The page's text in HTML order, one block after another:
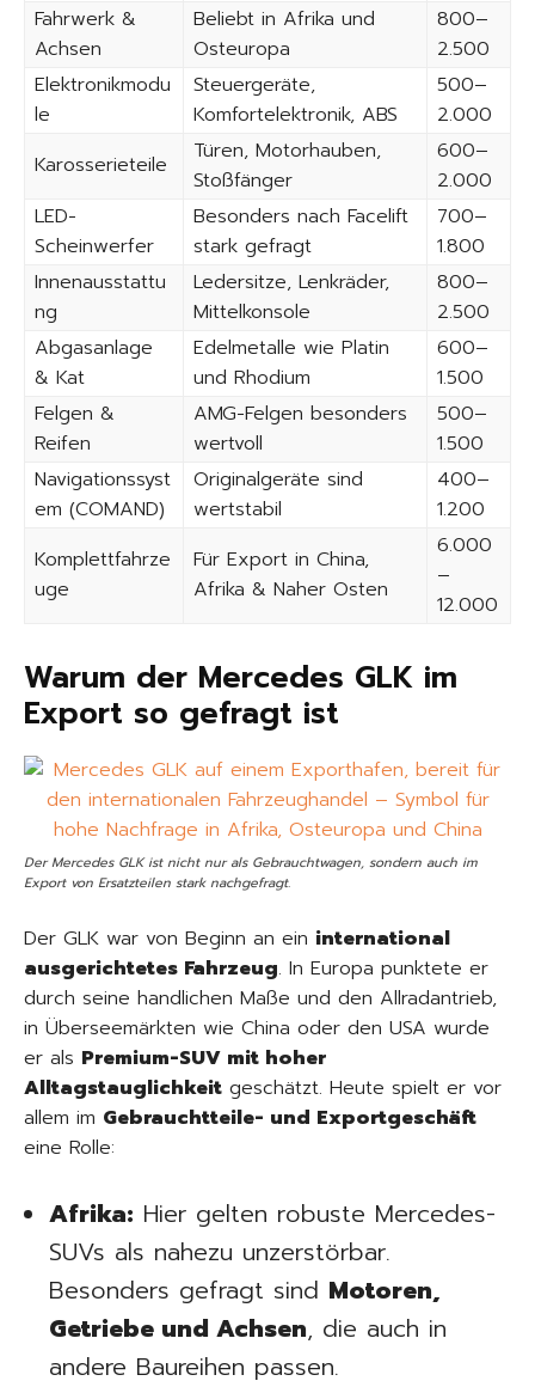
Fahrwerk &
Achsen
Beliebt in Afrika und
Osteuropa
800–
2.500
Elektronikmodu
le
Steuergeräte,
Komfortelektronik, ABS
500–
2.000
Karosserieteile
Türen, Motorhauben,
Stoßfänger
600–
2.000
LED-
Scheinwerfer
Besonders nach Facelift
stark gefragt
700–
1.800
Innenausstattu
ng
Ledersitze, Lenkräder,
Mittelkonsole
800–
2.500
Abgasanlage
& Kat
Edelmetalle wie Platin
und Rhodium
600–
1.500
Felgen &
Reifen
AMG-Felgen besonders
wertvoll
500–
1.500
Navigationssyst
em (COMAND)
Originalgeräte sind
wertstabil
400–
1.200
Komplettfahrze
uge
Für Export in China,
Afrika & Naher Osten
6.000
–
12.000
Warum der Mercedes GLK im
Export so gefragt ist
Der Mercedes GLK ist nicht nur als Gebrauchtwagen, sondern auch im
Export von Ersatzteilen stark nachgefragt.
Der GLK war von Beginn an ein international
ausgerichtetes Fahrzeug. In Europa punktete er
durch seine handlichen Maße und den Allradantrieb,
in Überseemärkten wie China oder den USA wurde
er als Premium-SUV mit hoher
Alltagstauglichkeit geschätzt. Heute spielt er vor
allem im Gebrauchtteile- und Exportgeschäft
eine Rolle:
Afrika: Hier gelten robuste Mercedes-
SUVs als nahezu unzerstörbar.
Besonders gefragt sind Motoren,
Getriebe und Achsen, die auch in
andere Baureihen passen.